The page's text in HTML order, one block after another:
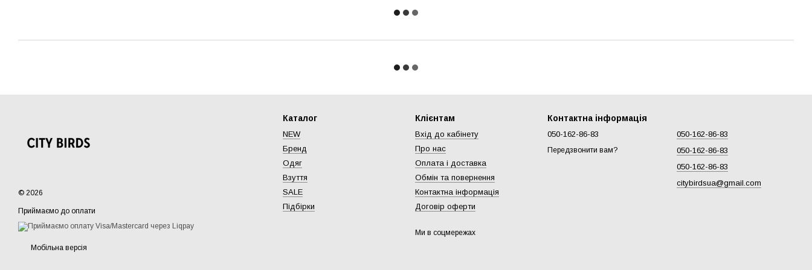
© 2026
Приймаємо до оплати
Мобільна версія
Каталог
NEW
Бренд
Одяг
Взуття
SALE
Підбірки
Клієнтам
Вхід до кабінету
Про нас
Оплата і доставка
Обмін та повернення
Контактна інформація
Договір оферти
Ми в соцмережах
Контактна інформація
050-162-86-83
Передзвонити вам?
050-162-86-83
050-162-86-83
050-162-86-83
citybirdsua@gmail.com